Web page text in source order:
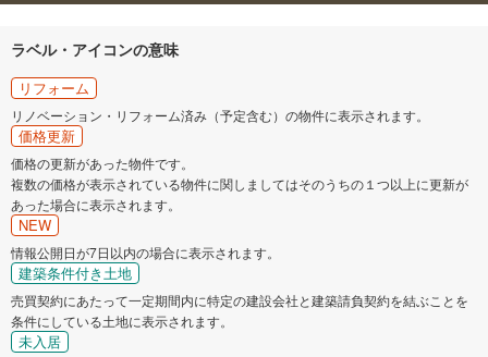
ラベル・アイコンの意味
リフォーム
リノベーション・リフォーム済み（予定含む）の物件に表示されます。
価格更新
価格の更新があった物件です。
複数の価格が表示されている物件に関しましてはそのうちの１つ以上に更新が
あった場合に表示されます。
NEW
情報公開日が7日以内の場合に表示されます。
建築条件付き土地
売買契約にあたって一定期間内に特定の建設会社と建築請負契約を結ぶことを
条件にしている土地に表示されます。
未入居